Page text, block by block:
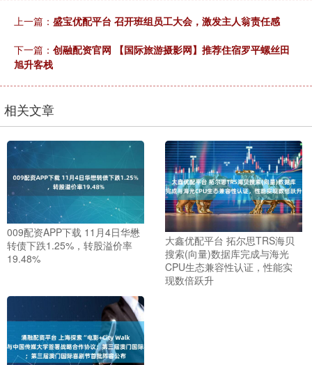
上一篇： 盛宝优配平台 召开班组员工大会，激发主人翁责任感
下一篇： 创融配资官网 【国际旅游摄影网】推荐住宿罗平螺丝田
旭升客栈
相关文章
009配资APP下载 11月4日华懋
转债下跌1.25%，转股溢价率
19.48%
大鑫优配平台 拓尔思TRS海贝
搜索(向量)数据库完成与海光
CPU生态兼容性认证，性能实
现数倍跃升